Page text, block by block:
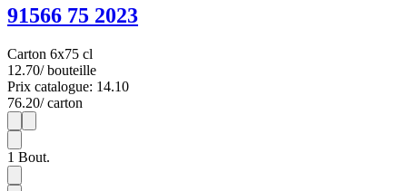
91566 75 2023
Carton 6x75 cl
12.70/ bouteille
Prix catalogue: 14.10
76.20/ carton
1
1 Bout.